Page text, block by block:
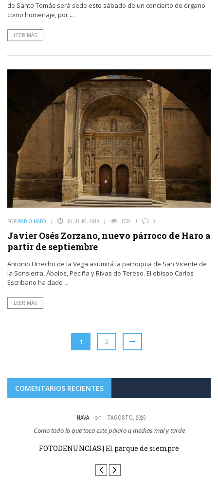
de Santo Tomás será sede este sábado de un concierto de órgano
como homenaje, por ...
LEER MÁS
POR RADIO HARO 10 JULIO, 2018 1738 3
Javier Osés Zorzano, nuevo párroco de Haro a
partir de septiembre
Antonio Urrecho de la Vega asumirá la parroquia de San Vicente de
la Sonsierra, Ábalos, Peciña y Rivas de Tereso. El obispo Carlos
Escribano ha dado ...
LEER MÁS
1 2
COMENTARIOS RECIENTES
on 6 AGOSTO, 2026
Abel Pérez Gil no te preocupes, a el no le van a cobrar la entrada.
Haro homenajea este domingo a su jarrero más ilustre,